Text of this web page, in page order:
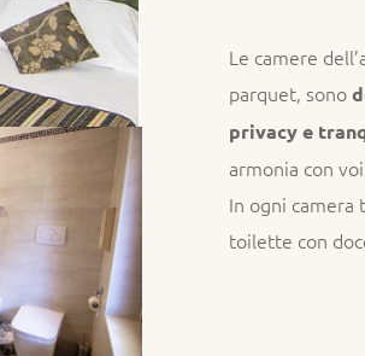
Le camere
parquet, sono
privacy e
armonia con
In ogni
toilette con